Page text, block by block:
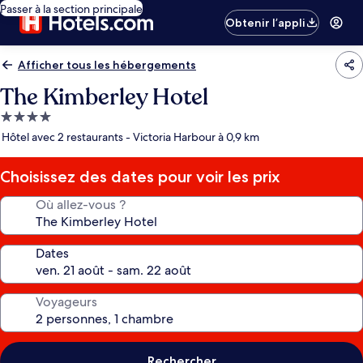
Passer à la section principale
Obtenir l’appli
Afficher tous les hébergements
The Kimberley Hotel
Hébergement
4.0 étoiles
Hôtel avec 2 restaurants - Victoria Harbour à 0,9 km
Choisissez des dates pour voir les prix
Où allez-vous ?
Dates
Voyageurs